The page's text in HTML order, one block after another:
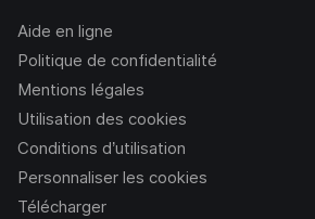
Aide en ligne
Politique de confidentialité
Mentions légales
Utilisation des cookies
Conditions d’utilisation
Personnaliser les cookies
Télécharger